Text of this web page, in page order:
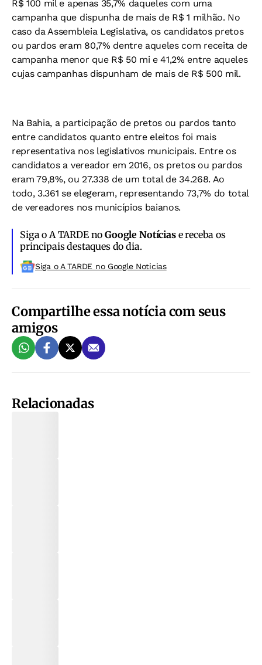
R$ 100 mil e apenas 35,7% daqueles com uma
campanha que dispunha de mais de R$ 1 milhão. No
caso da Assembleia Legislativa, os candidatos pretos
ou pardos eram 80,7% dentre aqueles com receita de
campanha menor que R$ 50 mi e 41,2% entre aqueles
cujas campanhas dispunham de mais de R$ 500 mil.
Na Bahia, a participação de pretos ou pardos tanto
entre candidatos quanto entre eleitos foi mais
representativa nos legislativos municipais. Entre os
candidatos a vereador em 2016, os pretos ou pardos
eram 79,8%, ou 27.338 de um total de 34.268. Ao
todo, 3.361 se elegeram, representando 73,7% do total
de vereadores nos municípios baianos.
Siga o A TARDE noGoogle Notíciase receba os
principais destaques do dia.
Siga o A TARDE no Google Noticias
Compartilhe essa notícia com seus
amigos
Relacionadas